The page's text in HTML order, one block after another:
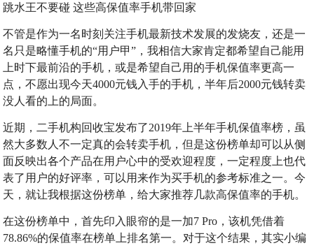
跳水王不要碰 这些高保值率手机带回家
不管是作为一名时刻关注手机最新技术发展的发烧友，还是一
名只是略懂手机的“用户甲”，我相信大家肯定都希望自己能用
上时下最前沿的手机，或是希望自己用的手机保值率更高一
点，不愿出现今天4000元钱入手的手机，半年后2000元钱转卖
没人看的上的局面。
近期，二手机构回收宝发布了2019年上半年手机保值率榜，虽
然大多数人不一定真的会转卖手机，但是这份榜单却可以从侧
面反映出各个产品在用户心中的受欢迎程度，一定程度上也代
表了用户的好评率，可以用来作为买手机的参考标准之一。今
天，就让我根据这份榜单，给大家推荐几款高保值率的手机。
在这份榜单中，首先印入眼帘的是一加7 Pro，该机凭借着
78.86%的保值率在榜单上排名第一。对于这个结果，其实小编